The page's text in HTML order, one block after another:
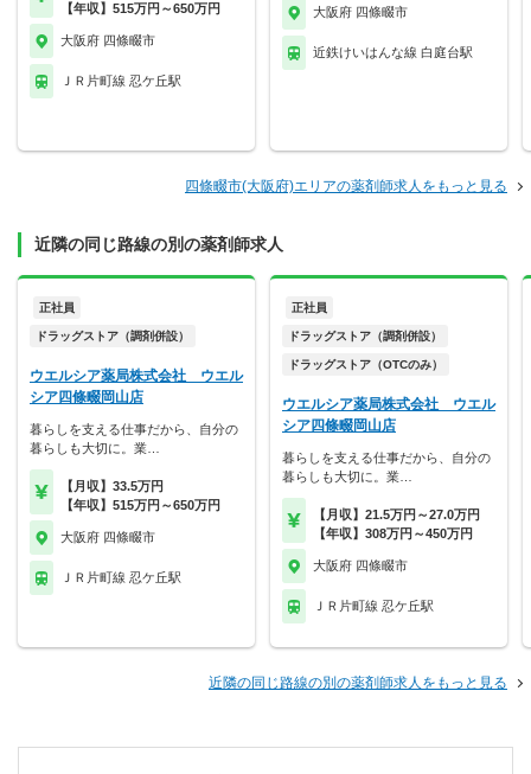
【年収】515万円～650万円
大阪府 四條畷市
ＪＲ片町線 忍ケ丘駅
大阪府 四條畷市
近鉄けいはんな線 白庭台駅
四條畷市(大阪府)エリアの薬剤師求人をもっと見る
近隣の同じ路線の別の薬剤師求人
正社員
ドラッグストア（調剤併設）
ウエルシア薬局株式会社 ウエル
シア四條畷岡山店
暮らしを支える仕事だから、自分の
暮らしも大切に。業…
【月収】33.5万円
【年収】515万円～650万円
大阪府 四條畷市
ＪＲ片町線 忍ケ丘駅
正社員
ドラッグストア（調剤併設）
ドラッグストア（OTCのみ）
ウエルシア薬局株式会社 ウエル
シア四條畷岡山店
暮らしを支える仕事だから、自分の
暮らしも大切に。業…
【月収】21.5万円～27.0万円
【年収】308万円～450万円
大阪府 四條畷市
ＪＲ片町線 忍ケ丘駅
近隣の同じ路線の別の薬剤師求人をもっと見る